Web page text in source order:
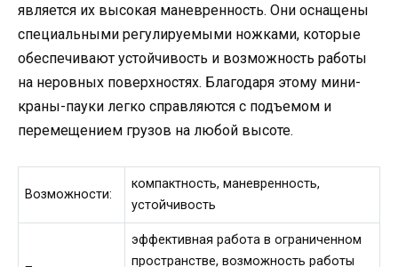
является их высокая маневренность. Они оснащены
специальными регулируемыми ножками, которые
обеспечивают устойчивость и возможность работы
на неровных поверхностях. Благодаря этому мини-
краны-пауки легко справляются с подъемом и
перемещением грузов на любой высоте.
Возможности:
компактность, маневренность,
устойчивость
эффективная работа в ограниченном
пространстве, возможность работы